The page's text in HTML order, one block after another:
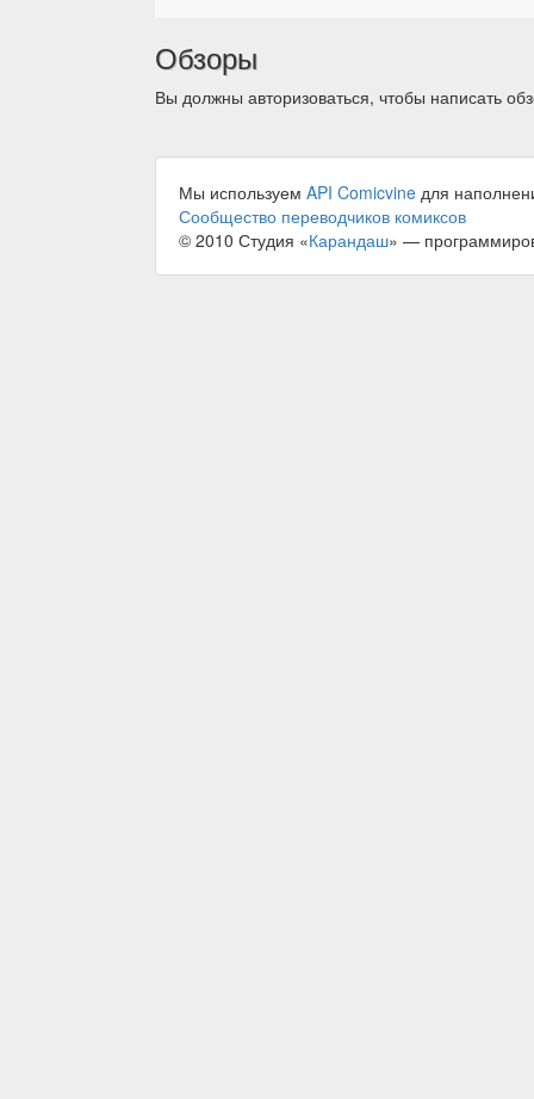
Обзоры
Вы должны авторизоваться, чтобы написать
Мы используем API Comicvine для
Сообщество переводчиков комиксов
© 2010 Студия «Карандаш» —